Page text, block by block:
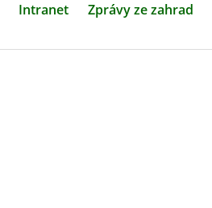
Intranet Zprávy ze zahrad